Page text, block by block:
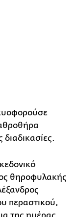
θηροφυλακής
περαστικού,
της ημέρας,